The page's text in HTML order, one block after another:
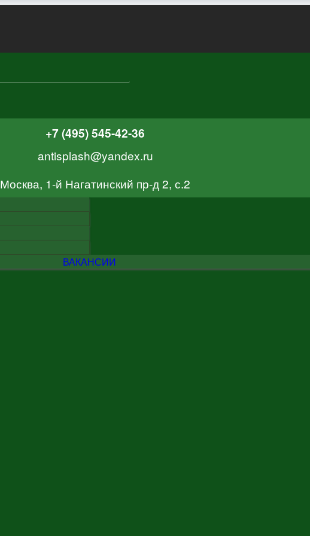
+7 (495) 545-42-36
antisplash@yandex.ru
Москва, 1-й Нагатинский пр-д 2, с.2
ВАКАНСИИ